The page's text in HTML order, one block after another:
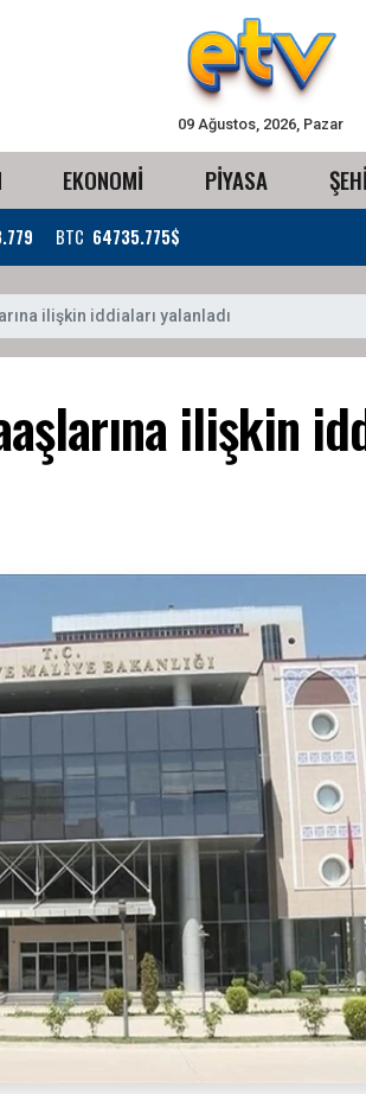
09 Ağustos, 2026, Pazar
EKONOMİ PİYASA
BTC 64735.775$
ilişkin iddiaları yalanladı
ilişkin